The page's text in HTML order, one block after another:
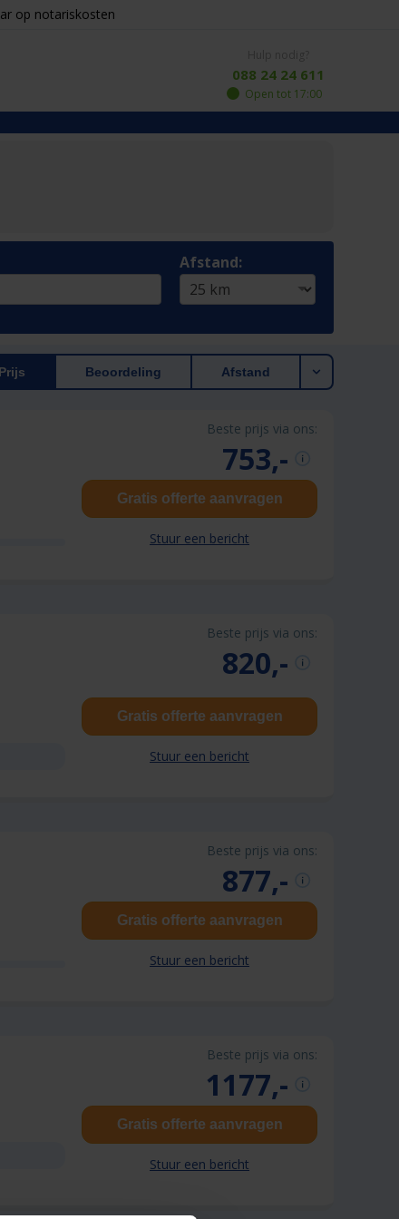
op notariskosten
088 24 24 611
Open tot 17:00
Afstand:
Prijs Beoordeling Afstand
Beste prijs via ons:
753,-
Gratis offerte aanvragen
Stuur een bericht
Beste prijs via ons:
820,-
Gratis offerte aanvragen
Stuur een bericht
Beste prijs via ons:
877,-
Gratis offerte aanvragen
Stuur een bericht
Beste prijs via ons:
1177,-
Gratis offerte aanvragen
Stuur een bericht